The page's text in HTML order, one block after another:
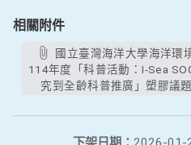
相關附件
114年度「科普活動：I-Sea
究到全齡科普推廣」塑膠議